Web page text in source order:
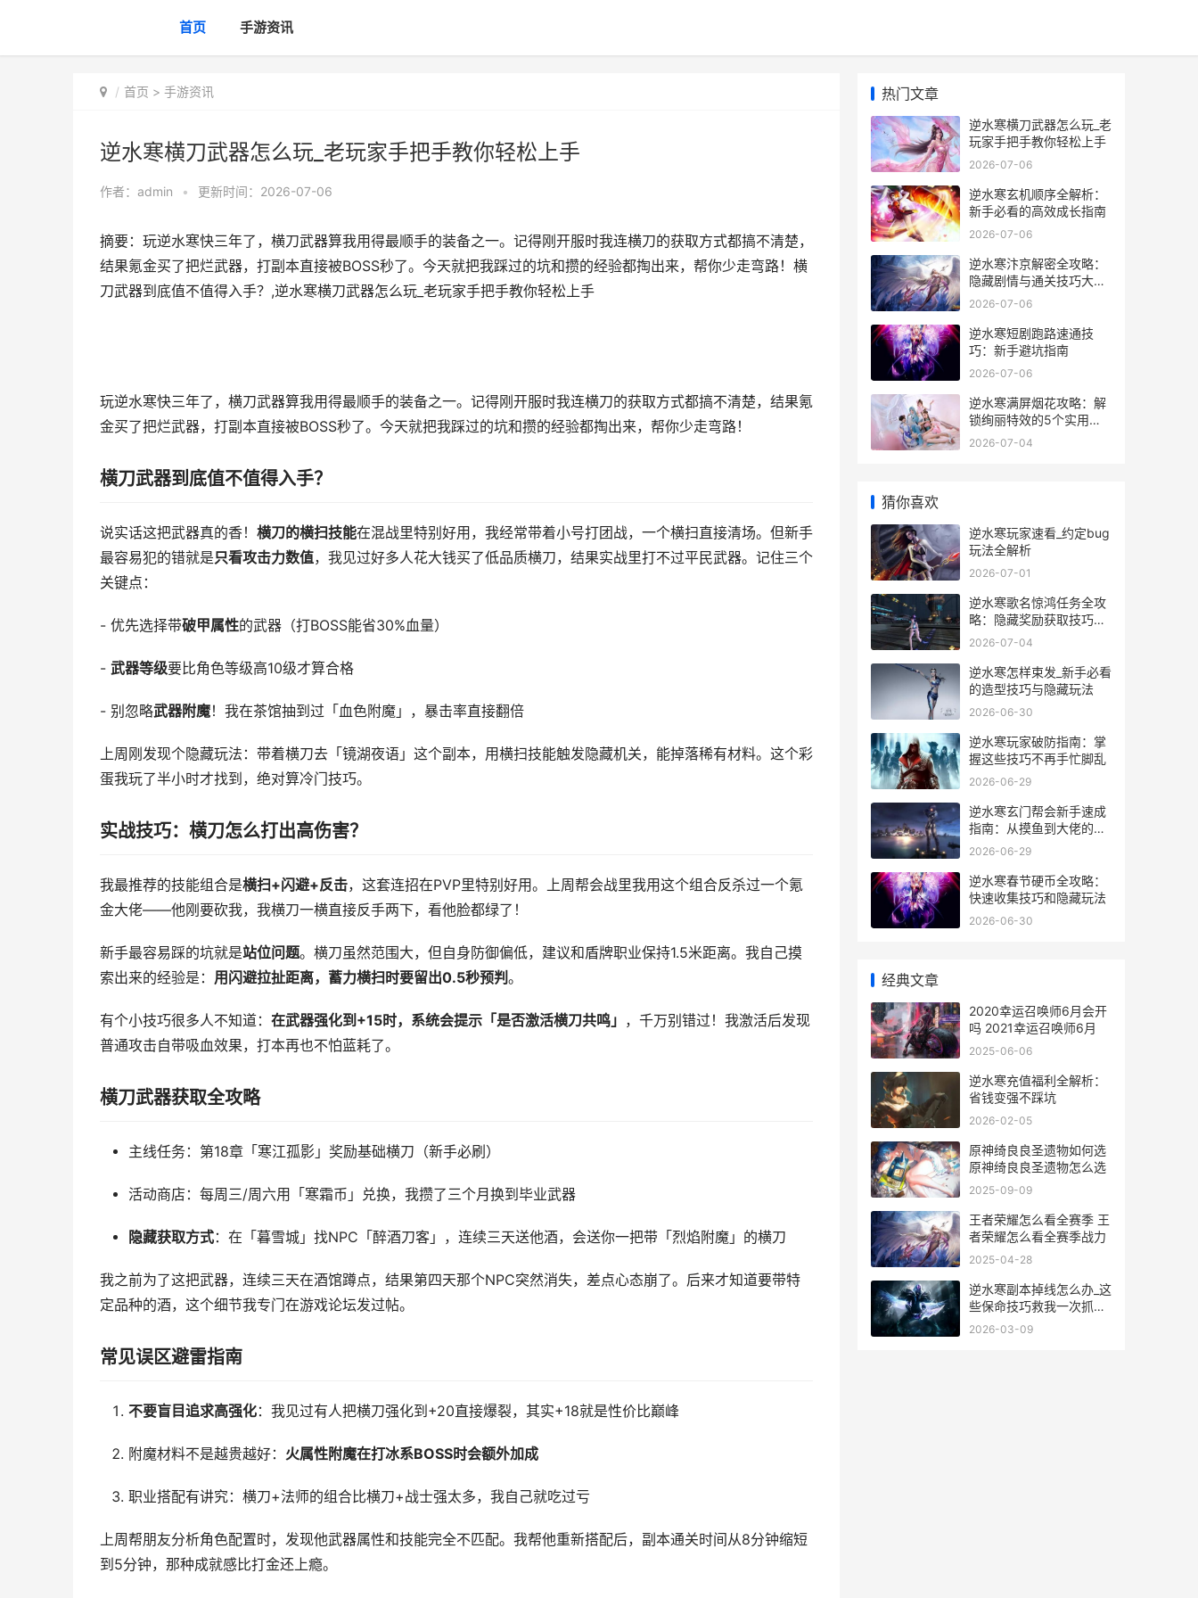
首页 手游资讯
首页 > 手游资讯
逆水寒横刀武器怎么玩_老玩家手把手教你轻松上手
作者： admin • 更新时间：2026-07-06
摘要：玩逆水寒快三年了，横刀武器算我用得最顺手的装备之一。记得刚开服时我连横刀的获取方式都搞不清楚，
结果氪金买了把烂武器，打副本直接被BOSS秒了。今天就把我踩过的坑和攒的经验都掏出来，帮你少走弯路！横
刀武器到底值不值得入手？,逆水寒横刀武器怎么玩_老玩家手把手教你轻松上手
玩逆水寒快三年了，横刀武器算我用得最顺手的装备之一。记得刚开服时我连横刀的获取方式都搞不清楚，结果氪
金买了把烂武器，打副本直接被BOSS秒了。今天就把我踩过的坑和攒的经验都掏出来，帮你少走弯路！
横刀武器到底值不值得入手？
说实话这把武器真的香！ 横刀的横扫技能在混战里特别好用，我经常带着小号打团战，一个横扫直接清场。但新手
最容易犯的错就是只看攻击力数值，我见过好多人花大钱买了低品质横刀，结果实战里打不过平民武器。记住三个
关键点：
- 优先选择带破甲属性的武器（打BOSS能省30%血量）
- 武器等级要比角色等级高10级才算合格
- 别忽略武器附魔！我在茶馆抽到过「血色附魔」，暴击率直接翻倍
上周刚发现个隐藏玩法：带着横刀去「镜湖夜语」这个副本，用横扫技能触发隐藏机关，能掉落稀有材料。这个彩
蛋我玩了半小时才找到，绝对算冷门技巧。
实战技巧：横刀怎么打出高伤害？
我最推荐的技能组合是横扫+闪避+反击，这套连招在PVP里特别好用。上周帮会战里我用这个组合反杀过一个氪
金大佬——他刚要砍我，我横刀一横直接反手两下，看他脸都绿了！
新手最容易踩的坑就是站位问题。横刀虽然范围大，但自身防御偏低，建议和盾牌职业保持1.5米距离。我自己摸
索出来的经验是： 用闪避拉扯距离，蓄力横扫时要留出0.5秒预判 。
有个小技巧很多人不知道： 在武器强化到+15时，系统会提示「是否激活横刀共鸣」 ，千万别错过！我激活后发现
普通攻击自带吸血效果，打本再也不怕蓝耗了。
横刀武器获取全攻略
主线任务：第18章「寒江孤影」奖励基础横刀（新手必刷）
活动商店：每周三/周六用「寒霜币」兑换，我攒了三个月换到毕业武器
隐藏获取方式：在「暮雪城」找NPC「醉酒刀客」，连续三天送他酒，会送你一把带「烈焰附魔」的横刀
我之前为了这把武器，连续三天在酒馆蹲点，结果第四天那个NPC突然消失，差点心态崩了。后来才知道要带特
定品种的酒，这个细节我专门在游戏论坛发过帖。
常见误区避雷指南
不要盲目追求高强化：我见过有人把横刀强化到+20直接爆裂，其实+18就是性价比巅峰
附魔材料不是越贵越好： 火属性附魔在打冰系BOSS时会额外加成
职业搭配有讲究：横刀+法师的组合比横刀+战士强太多，我自己就吃过亏
上周帮朋友分析角色配置时，发现他武器属性和技能完全不匹配。我帮他重新搭配后，副本通关时间从8分钟缩短
到5分钟，那种成就感比打金还上瘾。
热门文章
逆水寒横刀武器怎么玩_老
玩家手把手教你轻松上手
2026-07-06
逆水寒玄机顺序全解析：
新手必看的高效成长指南
2026-07-06
逆水寒汴京解密全攻略：
隐藏剧情与通关技巧大揭
秘
2026-07-06
逆水寒短剧跑路速通技
巧：新手避坑指南
2026-07-06
逆水寒满屏烟花攻略：解
锁绚丽特效的5个实用技
巧
2026-07-04
猜你喜欢
逆水寒玩家速看_约定bug
玩法全解析
2026-07-01
逆水寒歌名惊鸿任务全攻
略：隐藏奖励获取技巧揭
秘
2026-07-04
逆水寒怎样束发_新手必看
的造型技巧与隐藏玩法
2026-06-30
逆水寒玩家破防指南：掌
握这些技巧不再手忙脚乱
2026-06-29
逆水寒玄门帮会新手速成
指南：从摸鱼到大佬的进
阶秘籍
2026-06-29
逆水寒春节硬币全攻略：
快速收集技巧和隐藏玩法
2026-06-30
经典文章
2020幸运召唤师6月会开
吗 2021幸运召唤师6月
2025-06-06
逆水寒充值福利全解析：
省钱变强不踩坑
2026-02-05
原神绮良良圣遗物如何选
原神绮良良圣遗物怎么选
2025-09-09
王者荣耀怎么看全赛季 王
者荣耀怎么看全赛季战力
2025-04-28
逆水寒副本掉线怎么办_这
些保命技巧救我一次抓一
次
2026-03-09